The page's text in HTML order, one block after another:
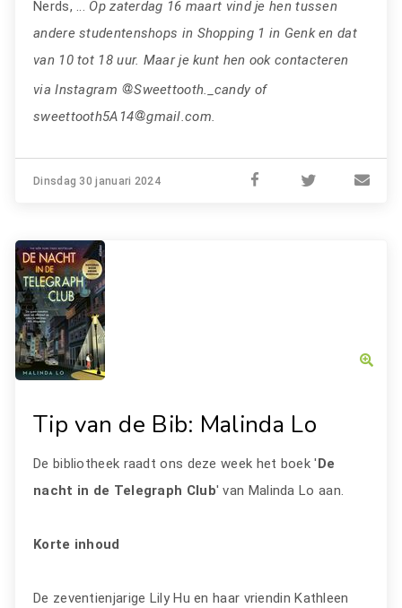
Nerds, ... Op zaterdag 16 maart vind je hen tussen
andere studentenshops in Shopping 1 in Genk en dat
van 10 tot 18 uur. Maar je kunt hen ook contacteren
via Instagram
Sweettooth._candy of
sweettooth5A14
gmail.com.
Dinsdag 30 januari 2024
Tip van de Bib: Malinda Lo
De bibliotheek raadt ons deze week het boek 'De
nacht in de Telegraph Club' van Malinda Lo aan.
Korte inhoud
De zeventienjarige Lily Hu en haar vriendin Kathleen